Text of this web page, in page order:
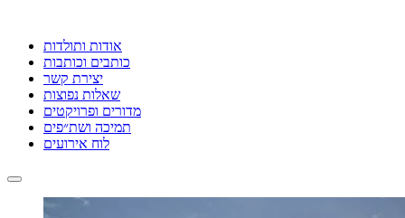
אודות ותולדות
כותבים וכותבות
יצירת קשר
שאלות נפוצות
מדורים ופרויקטים
תמיכה ושת״פים
לוח אירועים